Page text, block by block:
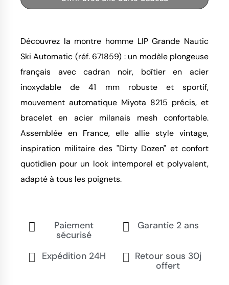
Découvrez la montre homme LIP Grande Nautic
Ski Automatic (réf. 671859) : un modèle plongeuse
français avec cadran noir, boîtier en acier
inoxydable de 41 mm robuste et sportif,
mouvement automatique Miyota 8215 précis, et
bracelet en acier milanais mesh confortable.
Assemblée en France, elle allie style vintage,
inspiration militaire des "Dirty Dozen" et confort
quotidien pour un look intemporel et polyvalent,
adapté à tous les poignets.
Paiement
sécurisé
Garantie 2 ans
Expédition 24H
Retour sous 30j
offert